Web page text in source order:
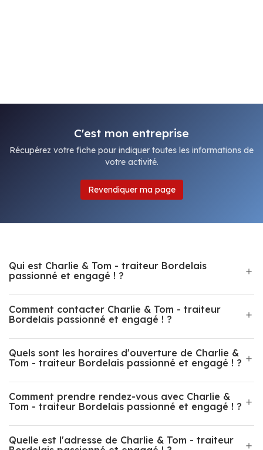
C'est mon entreprise
Récupérez votre fiche pour indiquer toutes les informations de
votre activité.
Revendiquer ma page
Qui est Charlie & Tom - traiteur Bordelais
passionné et engagé ! ?
Comment contacter Charlie & Tom - traiteur
Bordelais passionné et engagé ! ?
Quels sont les horaires d'ouverture de Charlie &
Tom - traiteur Bordelais passionné et engagé ! ?
Comment prendre rendez-vous avec Charlie &
Tom - traiteur Bordelais passionné et engagé ! ?
Quelle est l'adresse de Charlie & Tom - traiteur